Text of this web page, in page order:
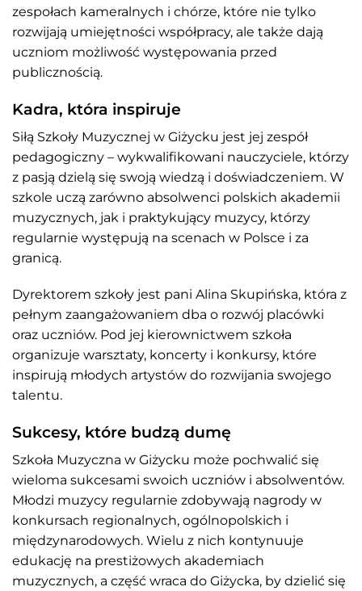
zespołach kameralnych i chórze, które nie tylko
rozwijają umiejętności współpracy, ale także dają
uczniom możliwość występowania przed
publicznością.
Kadra, która inspiruje
Siłą Szkoły Muzycznej w Giżycku jest jej zespół
pedagogiczny – wykwalifikowani nauczyciele, którzy
z pasją dzielą się swoją wiedzą i doświadczeniem. W
szkole uczą zarówno absolwenci polskich akademii
muzycznych, jak i praktykujący muzycy, którzy
regularnie występują na scenach w Polsce i za
granicą.
Dyrektorem szkoły jest pani Alina Skupińska, która z
pełnym zaangażowaniem dba o rozwój placówki
oraz uczniów. Pod jej kierownictwem szkoła
organizuje warsztaty, koncerty i konkursy, które
inspirują młodych artystów do rozwijania swojego
talentu.
Sukcesy, które budzą dumę
Szkoła Muzyczna w Giżycku może pochwalić się
wieloma sukcesami swoich uczniów i absolwentów.
Młodzi muzycy regularnie zdobywają nagrody w
konkursach regionalnych, ogólnopolskich i
międzynarodowych. Wielu z nich kontynuuje
edukację na prestiżowych akademiach
muzycznych, a część wraca do Giżycka, by dzielić się